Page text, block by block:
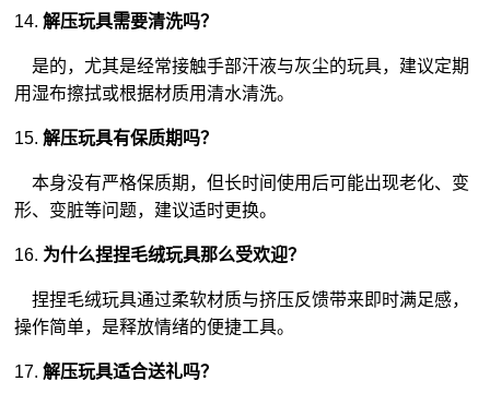
14.解压玩具需要清洗吗？
是的，尤其是经常接触手部汗液与灰尘的玩具，建议定期
用湿布擦拭或根据材质用清水清洗。
15.解压玩具有保质期吗？
本身没有严格保质期，但长时间使用后可能出现老化、变
形、变脏等问题，建议适时更换。
16. 为什么捏捏毛绒玩具那么受欢迎？
捏捏毛绒玩具通过柔软材质与挤压反馈带来即时满足感，
操作简单，是释放情绪的便捷工具。
17.解压玩具适合送礼吗？